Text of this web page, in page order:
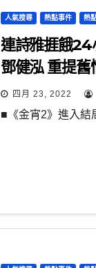
人氣搜尋 熱點事件 熱
連詩雅捱餓24
鄧健泓 重提舊
四月 23, 2022
■《金宵2》進入